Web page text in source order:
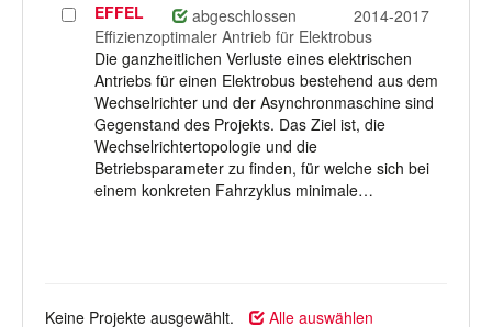
Projekt
auswählen
EFFEL abgeschlossen
2014-2017
Effizienzoptimaler Antrieb für Elektrobus
Die ganzheitlichen Verluste eines elektrischen
Antriebs für einen Elektrobus bestehend aus dem
Wechselrichter und der Asynchronmaschine sind
Gegenstand des Projekts. Das Ziel ist, die
Wechselrichtertopologie und die
Betriebsparameter zu finden, für welche sich bei
einem konkreten Fahrzyklus minimale…
Keine Projekte ausgewählt. Alle auswählen